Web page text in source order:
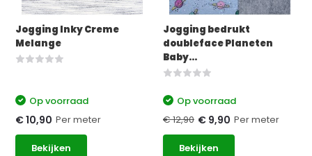
Jogging Inky Creme
Melange
Op voorraad
€ 10,90 Per meter
Bekijken
Jogging bedrukt
doubleface Planeten
Baby...
Op voorraad
€ 12,90 € 9,90 Per meter
Bekijken